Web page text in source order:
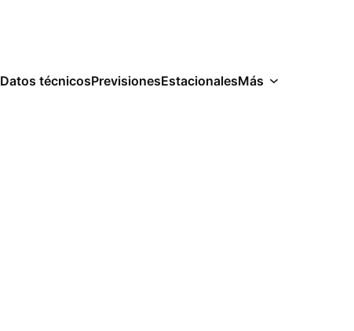
Datos técnicosPrevisionesEstacionalesMás